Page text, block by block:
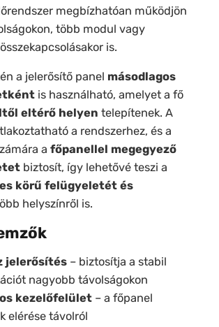
megbízhatóan működjön
több modul vagy
is.
a jelerősítő panel másodlagos
is használható, amelyet a fő
eltérő helyen telepítenek. A
a rendszerhez, és a
a főpanellel megegyező
biztosít, így lehetővé teszi a
körű felügyeletét és
helyszínről is.
jelerősítés – biztosítja a stabil
nagyobb távolságokon
kezelőfelület – a főpanel
elérése távolról